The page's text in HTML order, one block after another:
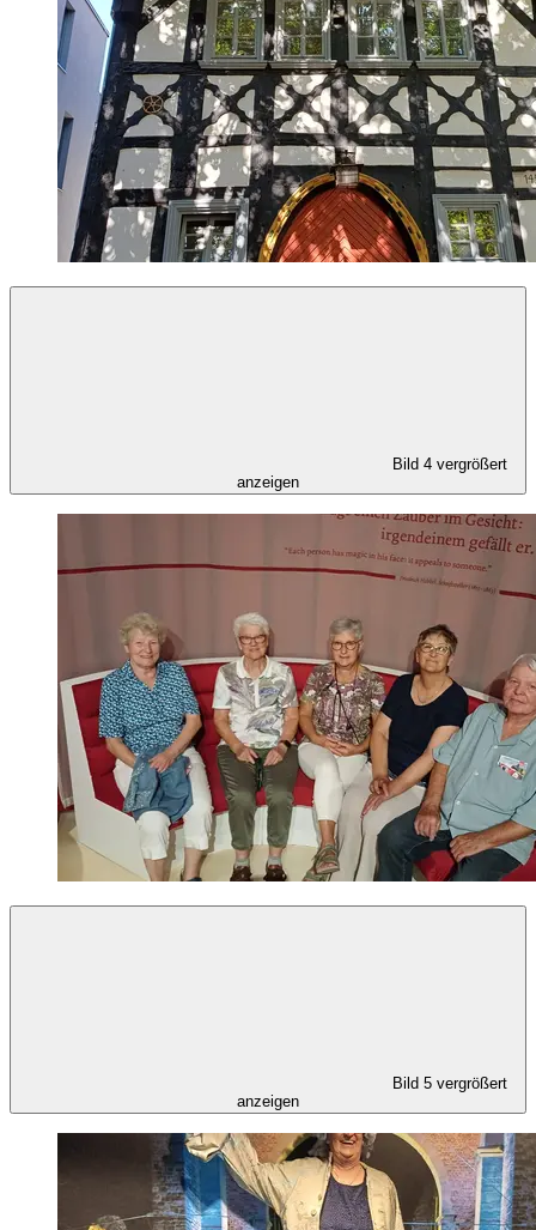
Bild 4 vergrößert
anzeigen
Bild 5 vergrößert
anzeigen